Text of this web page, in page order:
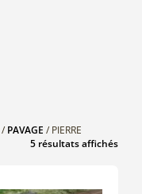
/ PAVAGE / PIERRE
5 résultats affichés